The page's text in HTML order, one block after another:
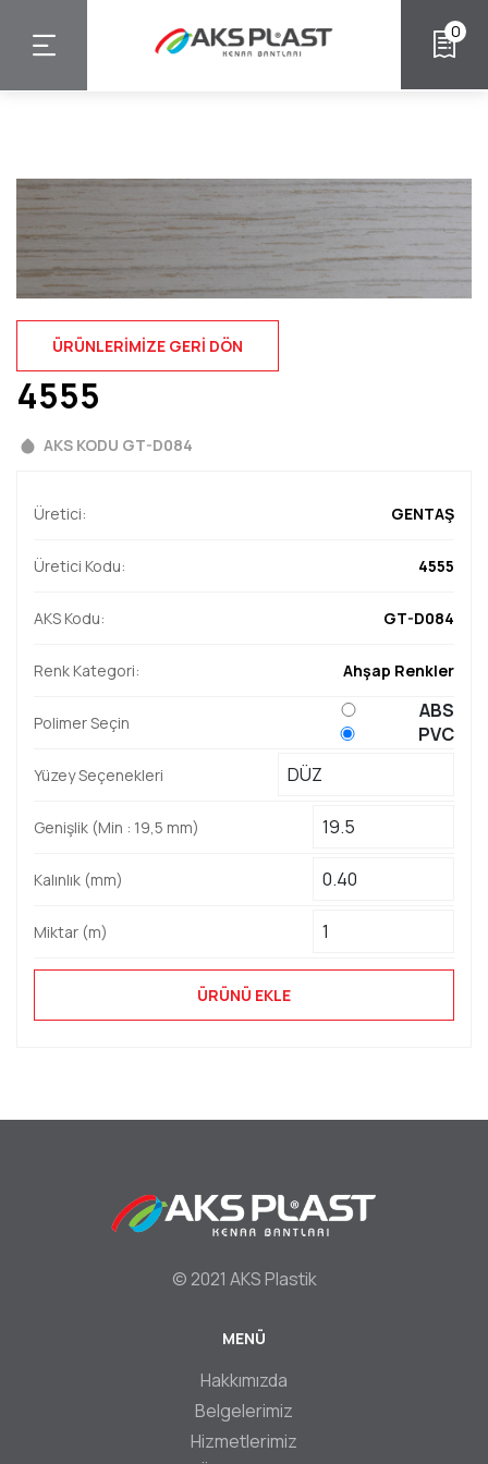
içeriğe
0
ÜRÜNLERIMIZE GERI DÖN
4555
AKS KODU GT-D084
Üretici: GENTAŞ
Üretici Kodu: 4555
AKS Kodu: GT-D084
Renk Kategori: Ahşap Renkler
Polimer Seçin
ABS
PVC
Yüzey Seçenekleri
Genişlik (Min : 19,5 mm)
Kalınlık (mm)
Miktar (m)
ÜRÜNÜ EKLE
© 2021 AKS Plastik
MENÜ
Hakkımızda
Belgelerimiz
Hizmetlerimiz